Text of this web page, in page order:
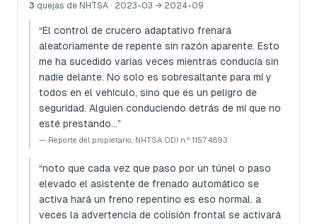
3 quejas de NHTSA · 2023-03 → 2024-09
“El control de crucero adaptativo frenará
aleatoriamente de repente sin razón aparente. Esto
me ha sucedido varias veces mientras conducía sin
nadie delante. No solo es sobresaltante para mí y
todos en el vehículo, sino que es un peligro de
seguridad. Alguien conduciendo detrás de mí que no
esté prestando…”
— Reporte del propietario, NHTSA ODI n.º 11574893
“noto que cada vez que paso por un túnel o paso
elevado el asistente de frenado automático se
activa hará un freno repentino es eso normal. a
veces la advertencia de colisión frontal se activará